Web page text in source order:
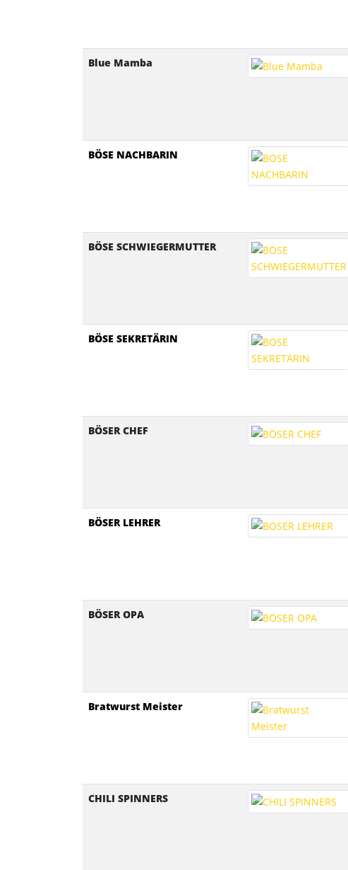
Blue Mamba
BÖSE NACHBARIN
BÖSE SCHWIEGERMUTTER
BÖSE SEKRETÄRIN
BÖSER CHEF
BÖSER LEHRER
BÖSER OPA
Bratwurst Meister
CHILI SPINNERS